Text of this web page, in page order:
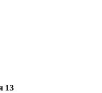
13